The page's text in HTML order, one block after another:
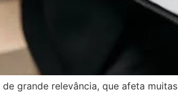
grande relevância, que afeta